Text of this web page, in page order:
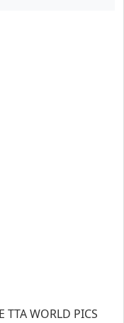
TTA WORLD PICS